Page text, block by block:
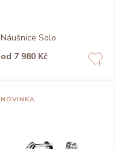
Náušnice Solo
od 7 980 Kč
NOVINKA